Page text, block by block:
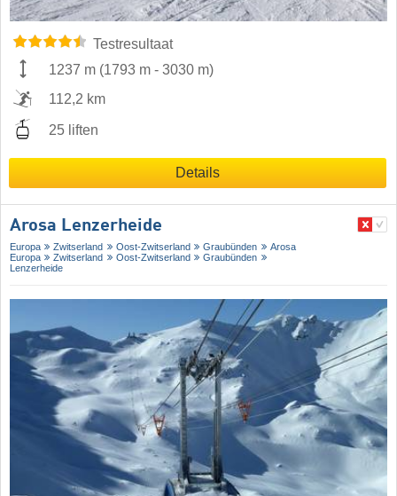
Testresultaat
1237 m (1793 m - 3030 m)
112,2 km
25 liften
Details
Arosa Lenzerheide
Europa Zwitserland Oost-Zwitserland Graubünden
Arosa
Europa
Zwitserland Oost-Zwitserland
Graubünden
Lenzerheide